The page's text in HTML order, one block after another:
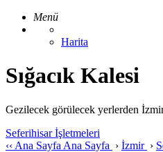
Menü
Harita
Sığacık Kalesi
Gezilecek görülecek yerlerden
Seferihisar İşletmeleri
‹‹ Ana Sayfa Ana Sayfa › İzmir ›